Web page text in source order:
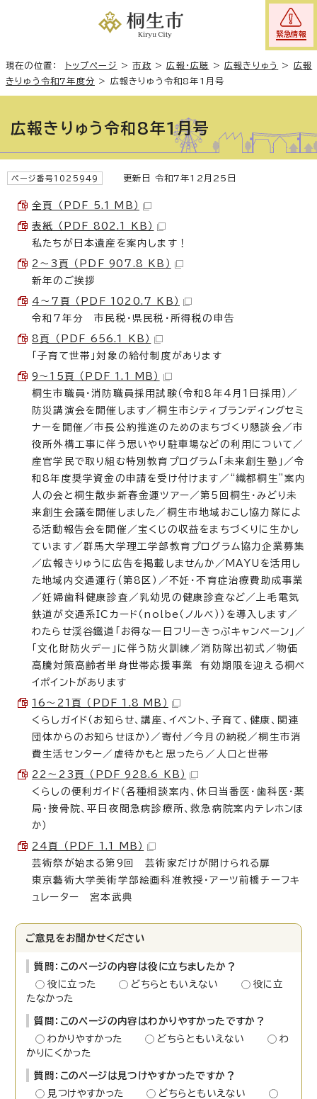
緊急情報
現在の位置： トップページ >市政 >広報・広聴 >広報きりゅう > 広報
きりゅう令和7年度分 > 広報きりゅう令和8年1月号
広報きりゅう令和8年1月号
ページ番号1025949 更新日 令和7年12月25日
全頁 （PDF 5.1 MB）
表紙 （PDF 802.1 KB）
私たちが日本遺産を案内します！
2～3頁 （PDF 907.8 KB）
新年のご挨拶
4～7頁 （PDF 1020.7 KB）
令和7年分 市民税・県民税・所得税の申告
8頁 （PDF 656.1 KB）
「子育て世帯」対象の給付制度があります
9〜15頁 （PDF 1.1 MB）
桐生市職員・消防職員採用試験（令和8年4月1日採用）／
防災講演会を開催します／桐生市シティブランディングセミ
ナーを開催／市長公約推進のためのまちづくり懇談会／市
役所外構工事に伴う思いやり駐車場などの利用について／
産官学民で取り組む特別教育プログラム「未来創生塾」／令
和8年度奨学資金の申請を受け付けます／“織都桐生”案内
人の会と桐生散歩新春金運ツアー／第5回桐生・みどり未
来創生会議を開催しました／桐生市地域おこし協力隊によ
る活動報告会を開催／宝くじの収益をまちづくりに生かし
ています／群馬大学理工学部教育プログラム協力企業募集
／広報きりゅうに広告を掲載しませんか／MAYUを活用し
た地域内交通運行（第8区）／不妊・不育症治療費助成事業
／妊婦歯科健康診査／乳幼児の健康診査など／上毛電気
鉄道が交通系ICカード（nolbe（ノルべ））を導入します／
わたらせ渓谷鐵道「お得な一日フリーきっぷキャンペーン」／
「文化財防火デー」に伴う防火訓練／消防隊出初式／物価
高騰対策高齢者単身世帯応援事業 有効期限を迎える桐ペ
イポイントがあります
16〜21頁 （PDF 1.8 MB）
くらしガイド（お知らせ、講座、イベント、子育て、健康、関連
団体からのお知らせほか）／寄付／今月の納税／桐生市消
費生活センター／虐待かもと思ったら／人口と世帯
22〜23頁 （PDF 928.6 KB）
くらしの便利ガイド（各種相談案内、休日当番医・歯科医・薬
局・接骨院、平日夜間急病診療所、救急病院案内テレホンほ
か）
24頁 （PDF 1.1 MB）
芸術祭が始まる第9回 芸術家だけが開けられる扉
東京藝術大学美術学部絵画科准教授・アーツ前橋チーフキ
ュレーター 宮本武典
ご意見をお聞かせください
質問：このページの内容は役に立ちましたか？
役に立った
どちらともいえない
役に立
たなかった
質問：このページの内容はわかりやすかったですか？
わかりやすかった
どちらともいえない
わ
かりにくかった
質問：このページは見つけやすかったですか？
見つけやすかった
どちらともいえない